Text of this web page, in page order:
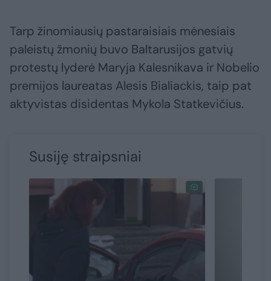
Tarp žinomiausių pastaraisiais mėnesiais
paleistų žmonių buvo Baltarusijos gatvių
protestų lyderė Maryja Kalesnikava ir Nobelio
premijos laureatas Alesis Bialiackis, taip pat
aktyvistas disidentas Mykola Statkevičius.
Susiję straipsniai